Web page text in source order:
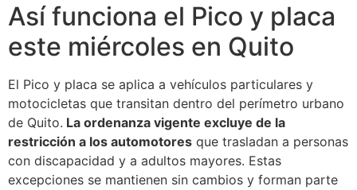
Así funciona el Pico y placa
este miércoles en Quito
El Pico y placa se aplica a vehículos particulares y
motocicletas que transitan dentro del perímetro urbano
de Quito. La ordenanza vigente excluye de la
restricción a los automotores que trasladan a personas
con discapacidad y a adultos mayores. Estas
excepciones se mantienen sin cambios y forman parte